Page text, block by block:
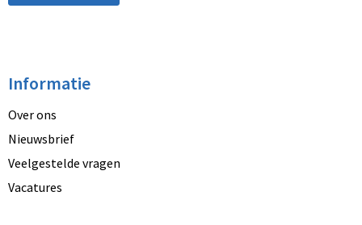
Informatie
Over ons
Nieuwsbrief
Veelgestelde vragen
Vacatures